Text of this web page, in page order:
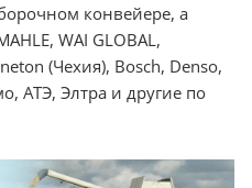
конвейере, а
WAI GLOBAL,
(Чехия), Bosch, Denso,
АТЭ, Элтра и другие по